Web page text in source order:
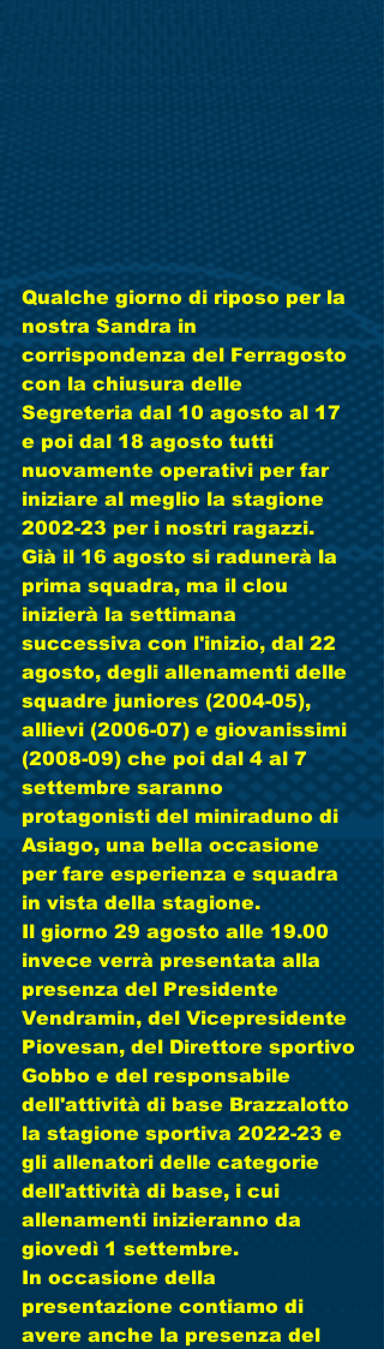
Qualche giorno di riposo per la
nostra Sandra in
corrispondenza del Ferragosto
con la chiusura delle
Segreteria dal 10 agosto al 17
e poi dal 18 agosto tutti
nuovamente operativi per far
iniziare al meglio la stagione
2002-23 per i nostri ragazzi.
Già il 16 agosto si radunerà la
prima squadra, ma il clou
inizierà la settimana
successiva con l'inizio, dal 22
agosto, degli allenamenti delle
squadre juniores (2004-05),
allievi (2006-07) e giovanissimi
(2008-09) che poi dal 4 al 7
settembre saranno
protagonisti del miniraduno di
Asiago, una bella occasione
per fare esperienza e squadra
in vista della stagione.
Il giorno 29 agosto alle 19.00
invece verrà presentata alla
presenza del Presidente
Vendramin, del Vicepresidente
Piovesan, del Direttore sportivo
Gobbo e del responsabile
dell'attività di base Brazzalotto
la stagione sportiva 2022-23 e
gli allenatori delle categorie
dell'attività di base, i cui
allenamenti inizieranno da
giovedì 1 settembre.
In occasione della
presentazione contiamo di
avere anche la presenza del